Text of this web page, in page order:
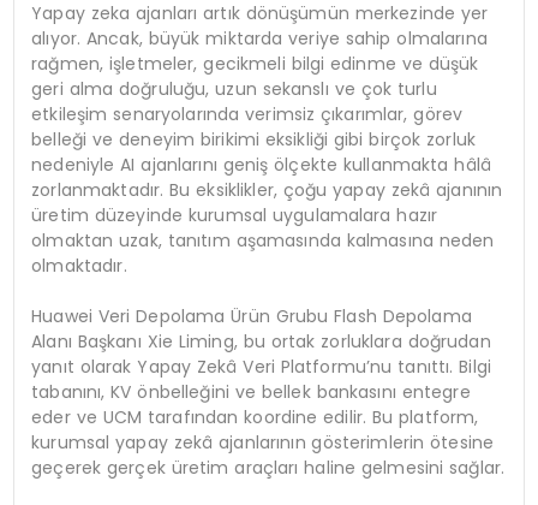
Yapay zeka ajanları artık dönüşümün merkezinde yer
alıyor. Ancak, büyük miktarda veriye sahip olmalarına
rağmen, işletmeler, gecikmeli bilgi edinme ve düşük
geri alma doğruluğu, uzun sekanslı ve çok turlu
etkileşim senaryolarında verimsiz çıkarımlar, görev
belleği ve deneyim birikimi eksikliği gibi birçok zorluk
nedeniyle AI ajanlarını geniş ölçekte kullanmakta hâlâ
zorlanmaktadır. Bu eksiklikler, çoğu yapay zekâ ajanının
üretim düzeyinde kurumsal uygulamalara hazır
olmaktan uzak, tanıtım aşamasında kalmasına neden
olmaktadır.
Huawei Veri Depolama Ürün Grubu Flash Depolama
Alanı Başkanı Xie Liming, bu ortak zorluklara doğrudan
yanıt olarak Yapay Zekâ Veri Platformu’nu tanıttı. Bilgi
tabanını, KV önbelleğini ve bellek bankasını entegre
eder ve UCM tarafından koordine edilir. Bu platform,
kurumsal yapay zekâ ajanlarının gösterimlerin ötesine
geçerek gerçek üretim araçları haline gelmesini sağlar.